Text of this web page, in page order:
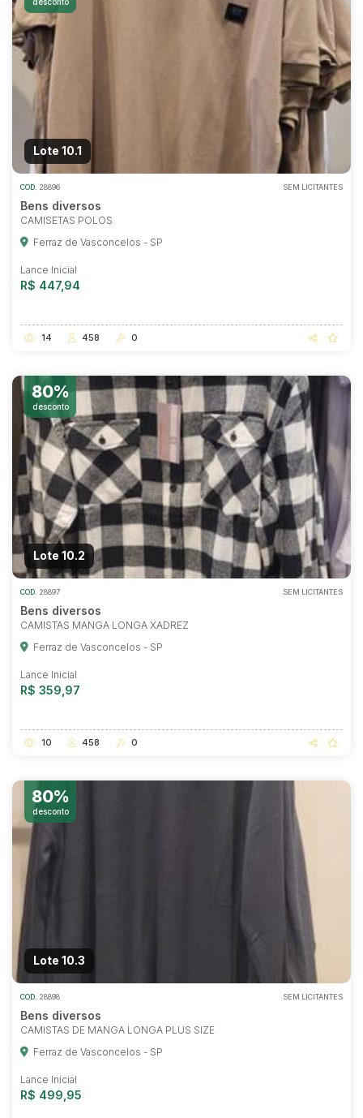
Habilite-se para efetuar lances ou
propostas
Lote 10.1
COD. 28896 SEM LICITANTES
Bens diversos
CAMISETAS POLOS
Ferraz de Vasconcelos - SP
Lance Inicial
R$ 447,94
14 458 0
80%
desconto
Lote 10.2
COD. 28897 SEM LICITANTES
Bens diversos
CAMISTAS MANGA LONGA XADREZ
Ferraz de Vasconcelos - SP
Lance Inicial
R$ 359,97
10 458 0
80%
desconto
Lote 10.3
COD. 28898 SEM LICITANTES
Bens diversos
CAMISTAS DE MANGA LONGA PLUS SIZE
Ferraz de Vasconcelos - SP
Lance Inicial
R$ 499,95